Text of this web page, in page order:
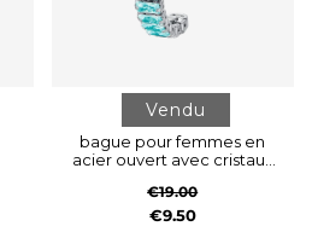
Vendu
bague pour femmes en
acier ouvert avec cristaux
€19.00
€9.50